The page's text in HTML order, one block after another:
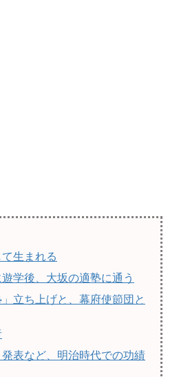
生まれる
学後、大坂の適塾に通う
立ち上げと、幕府使節団と
発表など、明治時代での功績